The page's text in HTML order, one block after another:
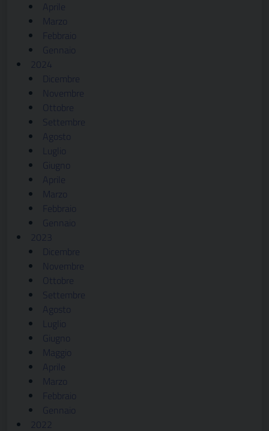
Aprile
Marzo
Febbraio
Gennaio
2024
Dicembre
Novembre
Ottobre
Settembre
Agosto
Luglio
Giugno
Aprile
Marzo
Febbraio
Gennaio
2023
Dicembre
Novembre
Ottobre
Settembre
Agosto
Luglio
Giugno
Maggio
Aprile
Marzo
Febbraio
Gennaio
2022